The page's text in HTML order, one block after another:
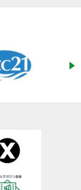
児童労働のない
権利が守られた